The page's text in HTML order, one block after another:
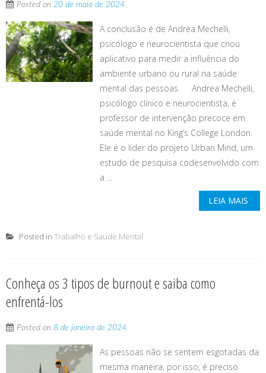
Posted on 20 de maio de 2024
A conclusão é de Andrea Mechelli,
psicólogo e neurocientista que criou
aplicativo para medir a influência do
ambiente urbano ou rural na saúde
mental das pessoas. Andrea Mechelli,
psicólogo clínico e neurocientista, é
professor de intervenção precoce em
saúde mental no King’s College London.
Ele é o líder do projeto Urban Mind, um
estudo de pesquisa codesenvolvido com
a ...
LEIA MAIS
Posted in Trabalho e Saúde Mental
Conheça os 3 tipos de burnout e saiba como
enfrentá-los
Posted on 8 de janeiro de 2024
As pessoas não se sentem esgotadas da
mesma maneira, por isso, é preciso